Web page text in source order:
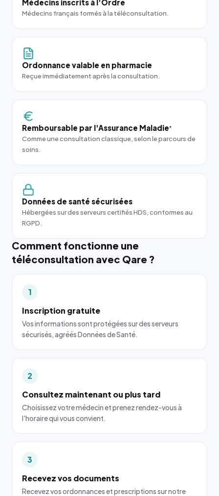
Médecins inscrits à l'Ordre
Médecins français formés à la téléconsultation.
Ordonnance valable en pharmacie
Reçue immédiatement après la consultation.
Remboursable par l'Assurance Maladie*
Comme une consultation classique, selon le parcours de
soins.
Données de santé sécurisées
Hébergées sur des serveurs certifiés HDS, conformes au
RGPD.
Comment fonctionne une
téléconsultation avec Qare ?
1
Inscription gratuite
Vos informations sont protégées sur des serveurs
sécurisés, agréés Données de Santé.
2
Consultez maintenant ou plus tard
Choisissez votre médecin et prenez rendez-vous à
l'horaire qui vous convient.
3
Recevez vos documents
Recevez vos ordonnances et prescriptions sur notre